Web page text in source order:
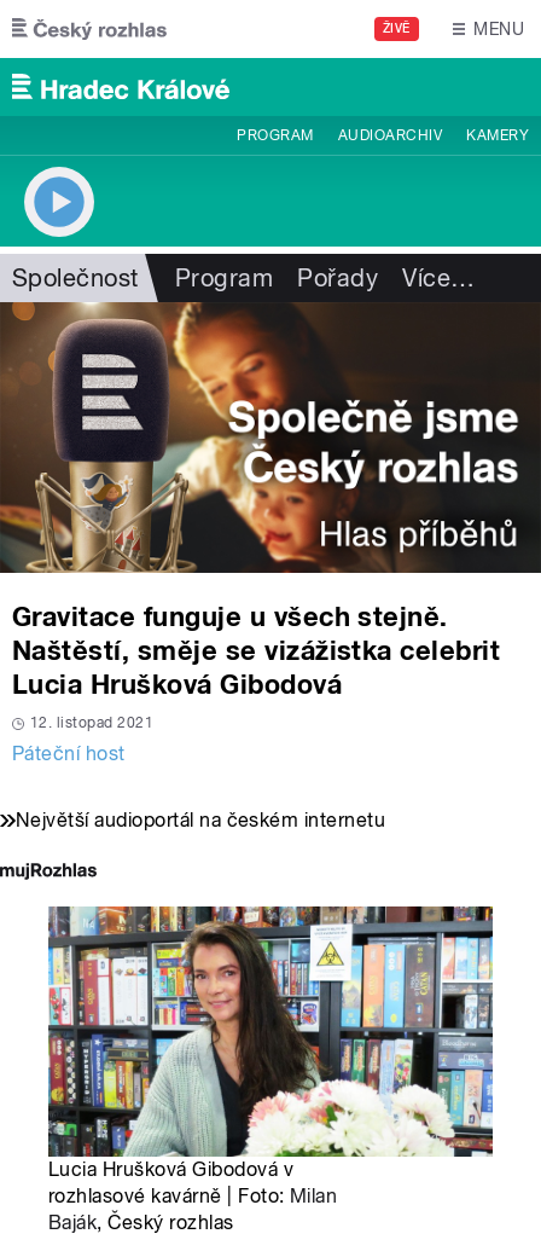
Přejít k hlavnímu obsahu
ŽIVĚ MENU
PROGRAM AUDIOARCHIV KAMERY
Společnost Program Pořady Více…
Gravitace funguje u všech stejně.
Naštěstí, směje se vizážistka celebrit
Lucia Hrušková Gibodová
12. listopad 2021
Páteční host
Největší audioportál na českém internetu
Lucia Hrušková Gibodová v
rozhlasové kavárně | Foto: Milan
Baják, Český rozhlas